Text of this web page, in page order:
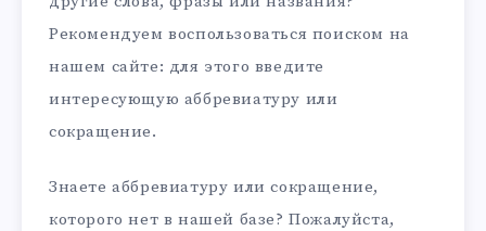
Рекомендуем воспользоваться поиском на
нашем сайте: для этого введите
интересующую аббревиатуру или
сокращение.
Знаете аббревиатуру или сокращение,
которого нет в нашей базе? Пожалуйста,